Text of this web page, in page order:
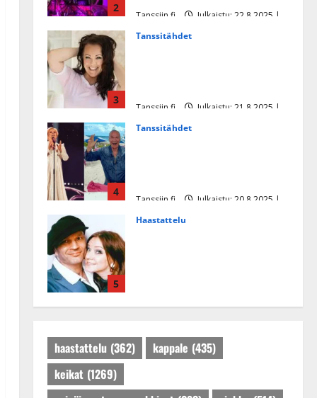
2
Tanssiin.fi
Julkaistu: 22.8.2025 |
3
Tanssitähdet
Tanssiin.fi
Julkaistu: 21.8.2025 |
4
Tanssitähdet
Tanssiin.fi
Julkaistu: 20.8.2025 |
5
Haastattelu
Tanssiin.fi
Julkaistu: 27.4.2025 |
haastattelu (362) kappale (435)
keikat (1269)